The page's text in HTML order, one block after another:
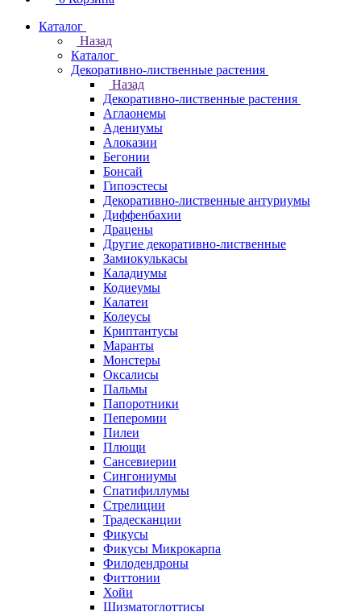
Каталог
Назад
Каталог
Декоративно-лиственные растения
Назад
Декоративно-лиственные растения
Аглаонемы
Адениумы
Алоказии
Бегонии
Бонсай
Гипоэстесы
Декоративно-лиственные антуриумы
Диффенбахии
Драцены
Другие декоративно-лиственные
Замиокулькасы
Каладиумы
Кодиеумы
Калатеи
Колеусы
Криптантусы
Маранты
Монстеры
Оксалисы
Пальмы
Папоротники
Пеперомии
Пилеи
Плющи
Сансевиерии
Сингониумы
Спатифиллумы
Стрелиции
Традесканции
Фикусы
Фикусы Микрокарпа
Филодендроны
Фиттонии
Хойи
Шизматоглоттисы